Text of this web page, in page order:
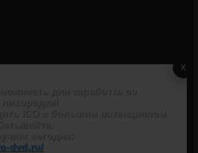
X
для заработка со
ICO с большим потенциалом
сегодня:
dvd.ru/